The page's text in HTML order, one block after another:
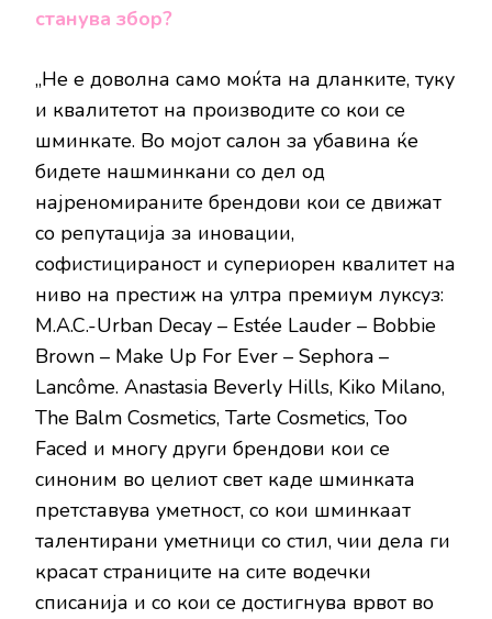
станува збор?
„Не е доволна само моќта на дланките, туку
и квалитетот на производите со кои се
шминкате. Во мојот салон за убавина ќе
бидете нашминкани со дел од
најреномираните брендови кои се движат
со репутација за иновации,
софистицираност и супериорен квалитет на
ниво на престиж на ултра премиум луксуз:
M.A.C.-Urban Decay – Estée Lauder – Bobbie
Brown – Make Up For Ever – Sephora –
Lancôme. Anastasia Beverly Hills, Kiko Milano,
Тhe Balm Cosmetics, Tarte Cosmetics, Too
Faced и многу други брендови кои се
синоним во целиот свет каде шминката
претставува уметност, со кои шминкаат
талентирани уметници со стил, чии дела ги
красат страниците на сите водечки
списанија и со кои се достигнува врвот во